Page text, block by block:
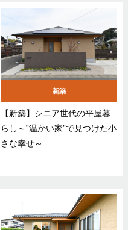
新築
【新築】シニア世代の平屋暮
らし～”温かい家”で見つけた小
さな幸せ～